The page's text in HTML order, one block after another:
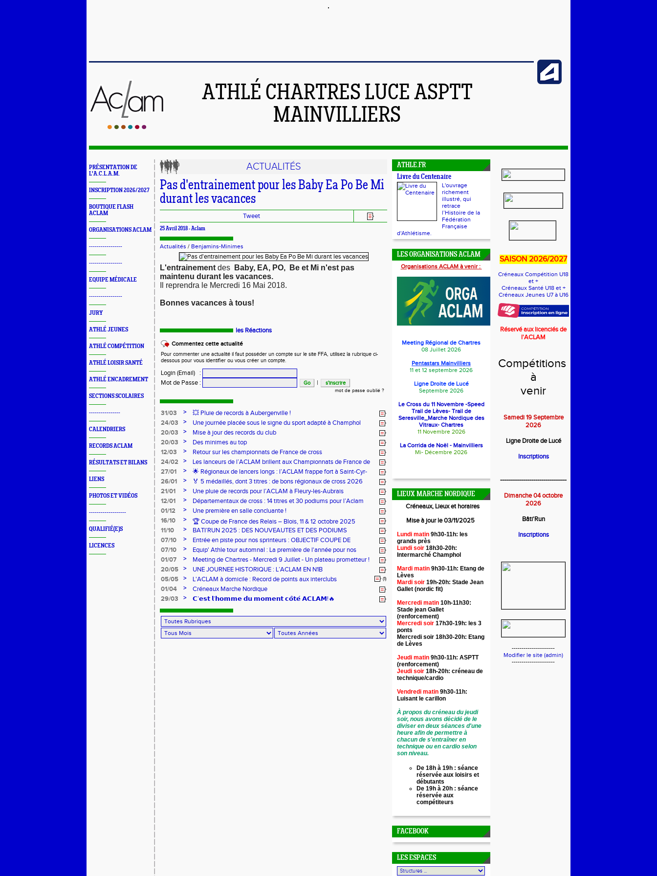
ATHLÉ CHARTRES LUCE ASPTT
MAINVILLIERS
PRÉSENTATION DE
L'A.C.L.A.M.
INSCRIPTION 2026/2027
BOUTIQUE FLASH
ACLAM
ORGANISATIONS ACLAM
-----------------
-----------------
EQUIPE MÉDICALE
-----------------
JURY
ATHLÉ JEUNES
ATHLÉ COMPÉTITION
ATHLÉ LOISIR SANTÉ
ATHLÉ ENCADREMENT
SECTIONS SCOLAIRES
----------------
CALENDRIERS
RECORDS ACLAM
RÉSULTATS ET BILANS
LIENS
PHOTOS ET VIDÉOS
-------------------
QUALIFIÉ(E)S
LICENCES
ACTUALITÉS
Pas d'entrainement pour les Baby Ea Po Be Mi
durant les vacances
Tweet
25 Avril 2018 -Aclam
Actualités / Benjamins-Minimes
L'entrainement des
Baby, EA, PO, Be et Mi n'est pas
maintenu durant les vacances.
Il reprendra le Mercredi 16 Mai 2018.
Bonnes vacances à tous!
les Réactions
Commentez cette actualité
Pour commenter une actualité il faut posséder un compte sur le site FFA, utilisez la rubrique ci-
dessous pour vous identifier ou vous créer un compte.
Login (Email)
:
Mot de Passe : |
mot de passe oublié ?
31/03 >
💥 Pluie de records à Aubergenville !
24/03
>
Une journée placée sous le signe du sport adapté à Champhol
20/03
>
Mise à jour des records du club
20/03
>
Des minimes au top
12/03
>
Retour sur les championnats de France de cross
24/02
>
Les lanceurs de l’ACLAM brillent aux Championnats de France de
Lancers Longs à Nice
27/01 >
🌟 Régionaux de lancers longs : l’ACLAM frappe fort à Saint-Cyr-
sur-Loire
26/01 >
🏅 5 médaillés, dont 3 titres : de bons régionaux de cross 2026
pour l’Aclam !
21/01 >
Une pluie de records pour l’ACLAM à Fleury-les-Aubrais
12/01
>
Départementaux de cross : 14 titres et 30 podiums pour l’Aclam
01/12
>
Une première en salle concluante !
16/10
>
🏆 Coupe de France des Relais – Blois, 11 & 12 octobre 2025
11/10
>
BATI’RUN 2025 : DES NOUVEAUTES ET DES PODIUMS
07/10
>
Entrée en piste pour nos sprinteurs : OBJECTIF COUPE DE
FRANCE !
07/10 >
Equip' Athle tour automnal : La première de l'année pour nos
jeunes !
01/07 >
Meeting de Chartres - Mercredi 9 Juillet - Un plateau prometteur !
20/05
>
UNE JOURNEE HISTORIQUE : L’ACLAM EN N1B
05/05
> L'ACLAM à domicile : Record de points aux interclubs (1)
01/04 >
Créneaux Marche Nordique
29/03
> 𝗖’𝗲𝘀𝘁 𝗹’𝗵𝗼𝗺𝗺𝗲 𝗱𝘂 𝗺𝗼𝗺𝗲𝗻𝘁 𝗰𝗼̂𝘁𝗲́ 𝗔𝗖𝗟𝗔𝗠!🔥
ATHLE.FR
Livre du Centenaire
L'ouvrage
richement
illustré, qui
retrace
l’Histoire de la
Fédération
Française
d'Athlétisme.
LES ORGANISATIONS ACLAM
Organisations ACLAM à venir :
Meeting Régional de Chartres
08 Juillet 2026
Pentastars Mainvilliers
11 et 12 septembre 2026
Ligne Droite de Lucé
Septembre 2026
Le Cross du 11 Novembre -Speed
Trail de Lèves- Trail de
Seresville_Marche Nordique des
Vitraux- Chartres
11 Novembre 2026
La Corrida de Noël - Mainvilliers
Mi- Décembre 2026
LIEUX MARCHE NORDIQUE
Créneaux, Lieux et horaires
Mise à jour le 03/11/2025
Lundi matin 9h30-11h: les
grands près
Lundi soir 18h30-20h:
Intermarché Champhol
Mardi matin 9h30-11h: Etang de
Lèves
Mardi soir 19h-20h: Stade Jean
Gallet (nordic fit)
Mercredi matin 10h-11h30:
Stade jean Gallet
(renforcement)
Mercredi soir 17h30-19h: les 3
ponts
Mercredi soir 18h30-20h: Etang
de Lèves
Jeudi matin 9h30-11h: ASPTT
(renforcement)
Jeudi soir 18h-20h: créneau de
technique/cardio
Vendredi matin 9h30-11h:
Luisant le carillon
À propos du créneau du jeudi
soir, nous avons décidé de le
diviser en deux séances d'une
heure afin de permettre à
chacun de s'entraîner en
technique ou en cardio selon
son niveau.
De 18h à 19h : séance
réservée aux loisirs et
débutants
De 19h à 20h : séance
réservée aux
compétiteurs
FACEBOOK
LES ESPACES
SAISON 2026/2027
Créneaux Compétition U18
et +
Créneaux Santé U18 et +
Créneaux Jeunes U7 à U16
Réservé aux licenciés de
l'ACLAM
Compétitions
à
venir
Samedi 19 Septembre
2026
Ligne Droite de Lucé
Inscriptions
----------------------------------
Dimanche 04 octobre
2026
Bâti'Run
Inscriptions
----------------------
Modifier le site (admin)
----------------------